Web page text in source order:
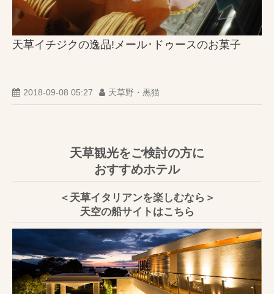
天草イチジクの逸品!メール･ドゥースのお菓子
2018-09-08 05:27 天草野・黒猫
天草観光をご検討の方に
おすすめホテル
＜天草イタリアンを楽しむなら＞
天空の船サイトはこちら